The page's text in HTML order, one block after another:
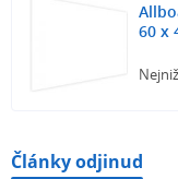
60 x
Články odjinud